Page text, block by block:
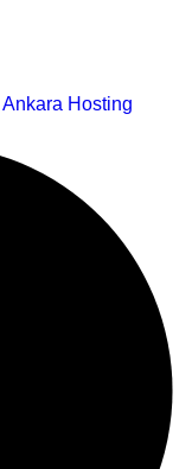
Ankara Hosting